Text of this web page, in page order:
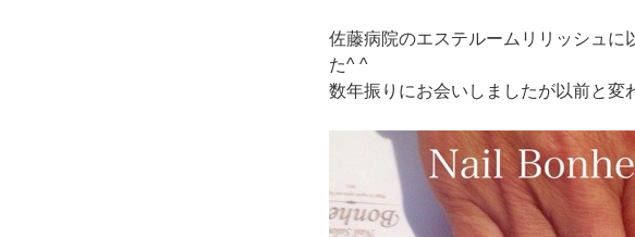
佐藤病院のエステルームリリッシュに
た^ ^
数年振りにお会いしましたが以前と変